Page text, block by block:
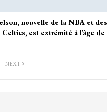
nouvelle de la NBA et des
est extrémité à l’âge de
NEXT